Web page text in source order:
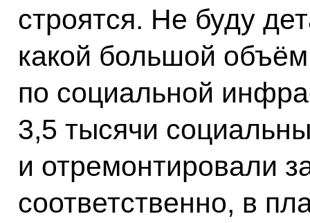
строятся. Не буду
какой большой
по социальной
3,5 тысячи
и отремонтировали
соответственно, в